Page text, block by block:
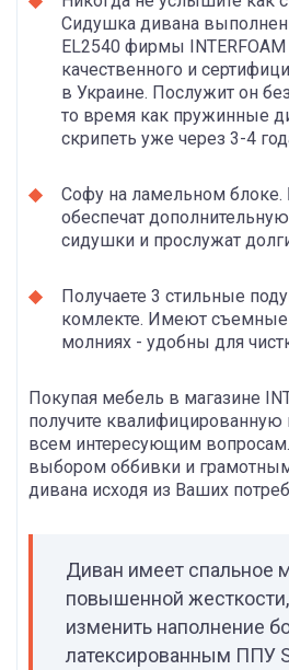
Сидушка дивана
EL2540 фирмы
качественного и
в Украине. Послужит он
то время как пружинные
скрипеть уже через 3-4
Софу на ламельном
обеспечат
сидушки и прослужат
Получаете 3 стильные
комлекте. Имеют съемные
молниях - удобны для
Покупая мебель в магазине
получите квалифицированную
всем интересующим
выбором оббивки и
дивана исходя из Ваших
Диван имеет спальное
повышенной
изменить наполнение
латексированным ППУ